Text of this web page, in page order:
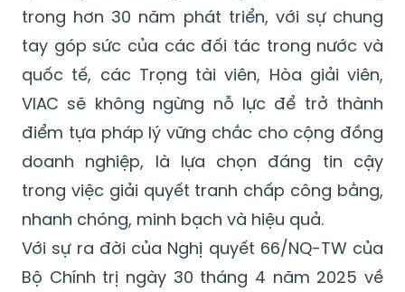
trong hơn 30 năm phát triển, với sự chung
tay góp sức của các đối tác trong nước và
quốc tế, các Trọng tài viên, Hòa giải viên,
VIAC sẽ không ngừng nỗ lực để trở thành
điểm tựa pháp lý vững chắc cho cộng đồng
doanh nghiệp, là lựa chọn đáng tin cậy
trong việc giải quyết tranh chấp công bằng,
nhanh chóng, minh bạch và hiệu quả.
Với sự ra đời của Nghị quyết 66/NQ-TW của
Bộ Chính trị ngày 30 tháng 4 năm 2025 về